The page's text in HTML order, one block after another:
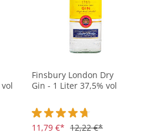
von 4.9 von 5 Sternen
Finsbury London Dry
Gin - 1 Liter 37,5% vol
Durchschnittliche Bewertung
11,79 €* 12,22 €*